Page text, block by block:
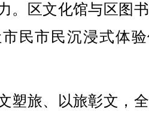
。区文化馆与区图
民市民沉浸式体
旅、以旅彰文，